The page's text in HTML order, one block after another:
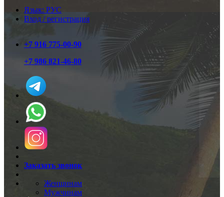
Язык: РУС
Вход / регистрация
+7 916 775-00-90
+7 986 821-46-80
Заказать звонок
Женщинам
Мужчинам